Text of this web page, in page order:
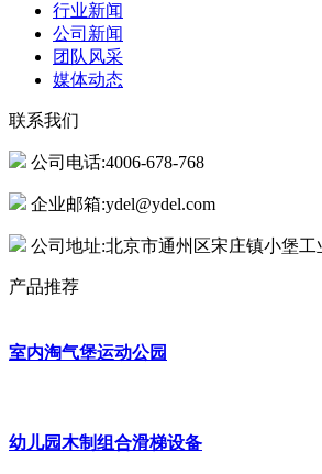
行业新闻
公司新闻
团队风采
媒体动态
联系我们
公司电话:4006-678-768
企业邮箱:ydel@ydel.com
公司地址:北京市通州区宋庄镇小堡工
产品推荐
室内淘气堡运动公园
幼儿园木制组合滑梯设备